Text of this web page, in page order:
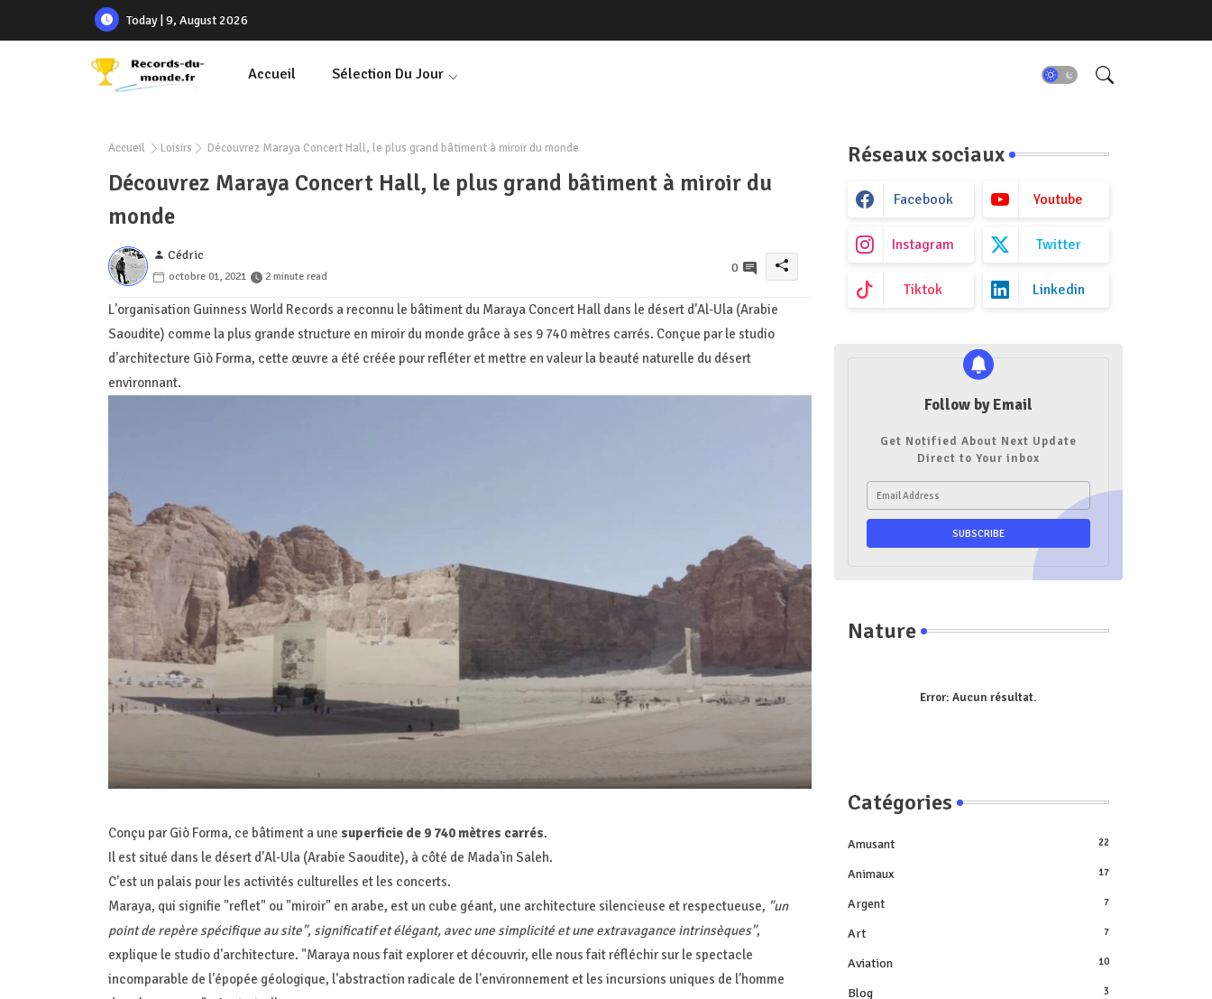
Today | 9, August 2026
Accueil Sélection Du Jour
Accueil Loisirs Découvrez Maraya Concert Hall, le plus grand bâtiment à miroir du monde
Découvrez Maraya Concert Hall, le plus grand bâtiment à miroir du
monde
Cédric
octobre 01, 2021 2 minute read
0
L'organisation Guinness World Records a reconnu le bâtiment du Maraya Concert Hall dans le désert d'Al-Ula (Arabie
Saoudite) comme la plus grande structure en miroir du monde grâce à ses 9 740 mètres carrés. Conçue par le studio
d'architecture Giò Forma, cette œuvre a été créée pour refléter et mettre en valeur la beauté naturelle du désert
environnant.
Conçu par Giò Forma, ce bâtiment a une superficie de 9 740 mètres carrés.
Il est situé dans le désert d'Al-Ula (Arabie Saoudite), à côté de Mada'in Saleh.
C'est un palais pour les activités culturelles et les concerts.
Maraya, qui signifie "reflet" ou "miroir" en arabe, est un cube géant, une architecture silencieuse et respectueuse, "un
point de repère spécifique au site", significatif et élégant, avec une simplicité et une extravagance intrinsèques",
explique le studio d'architecture. "Maraya nous fait explorer et découvrir, elle nous fait réfléchir sur le spectacle
incomparable de l'épopée géologique, l'abstraction radicale de l'environnement et les incursions uniques de l'homme
Réseaux sociaux
Facebook Youtube
Instagram Twitter
Tiktok Linkedin
Follow by Email
Get Notified About Next Update
Direct to Your inbox
Nature
Error: Aucun résultat.
Catégories
Amusant 22
Animaux 17
Argent 7
Art 7
Aviation 10
Blog 3